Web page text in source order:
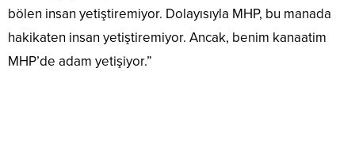
bölen insan yetiştiremiyor. Dolayısıyla MHP, bu manada
hakikaten insan yetiştiremiyor. Ancak, benim kanaatim
MHP’de adam yetişiyor.”